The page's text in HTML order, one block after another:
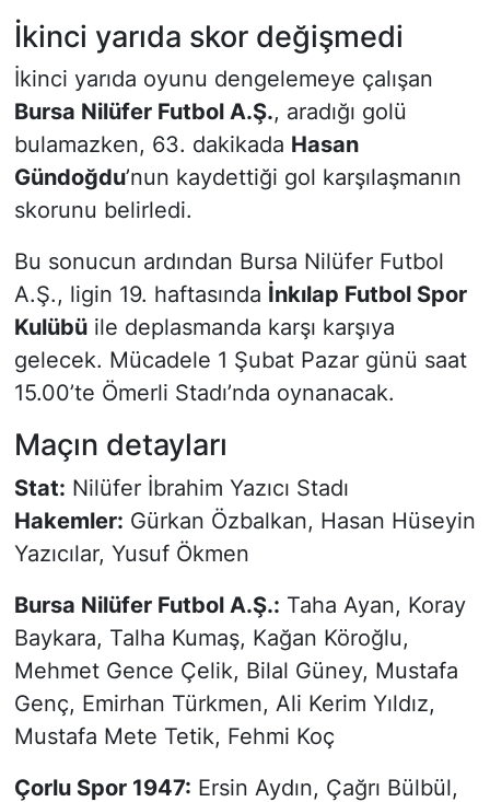
İkinci yarıda skor değişmedi
İkinci yarıda oyunu dengelemeye çalışan
Bursa Nilüfer Futbol A.Ş., aradığı golü
bulamazken, 63. dakikada Hasan
Gündoğdu’nun kaydettiği gol karşılaşmanın
skorunu belirledi.
Bu sonucun ardından Bursa Nilüfer Futbol
A.Ş., ligin 19. haftasında İnkılap Futbol Spor
Kulübüile deplasmanda karşı karşıya
gelecek. Mücadele 1 Şubat Pazar günü saat
15.00’te Ömerli Stadı’nda oynanacak.
Maçın detayları
Stat: Nilüfer İbrahim Yazıcı Stadı
Hakemler: Gürkan Özbalkan, Hasan Hüseyin
Yazıcılar, Yusuf Ökmen
Bursa Nilüfer Futbol A.Ş.: Taha Ayan, Koray
Baykara, Talha Kumaş, Kağan Köroğlu,
Mehmet Gence Çelik, Bilal Güney, Mustafa
Genç, Emirhan Türkmen, Ali Kerim Yıldız,
Mustafa Mete Tetik, Fehmi Koç
Çorlu Spor 1947: Ersin Aydın, Çağrı Bülbül,